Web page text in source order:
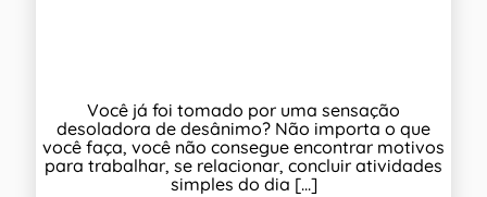
Você já foi tomado por uma sensação
desoladora de desânimo? Não importa o que
você faça, você não consegue encontrar motivos
para trabalhar, se relacionar, concluir atividades
simples do dia [...]